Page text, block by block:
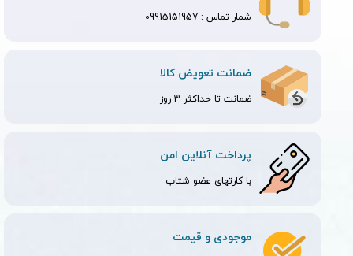
شمار تماس : 09915151957
ضمانت تعویض کالا
ضمانت تا حداکثر 3 روز
پرداخت آنلاین امن
با کارتهای عضو شتاب
موجودی و قیمت